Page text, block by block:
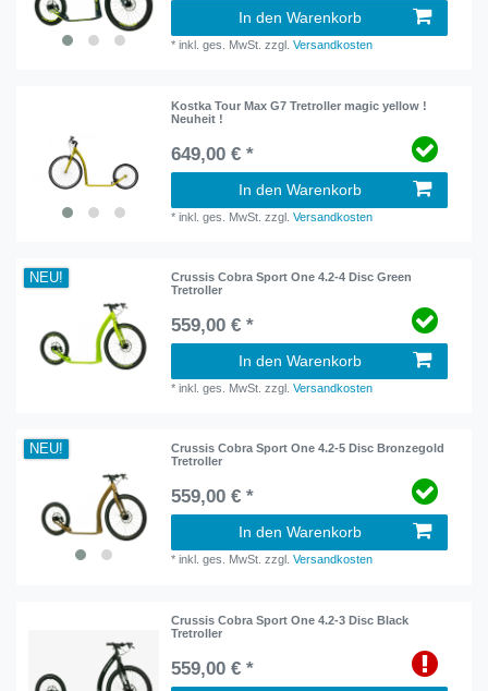
In den Warenkorb
*inkl. ges. MwSt. zzgl.Versandkosten
Kostka Tour Max G7 Tretroller magic yellow !
Neuheit !
649,00 € *
In den Warenkorb
*inkl. ges. MwSt. zzgl.Versandkosten
NEU!
Crussis Cobra Sport One 4.2-4 Disc Green
Tretroller
559,00 € *
In den Warenkorb
*inkl. ges. MwSt. zzgl.Versandkosten
NEU!
Crussis Cobra Sport One 4.2-5 Disc Bronzegold
Tretroller
559,00 € *
In den Warenkorb
*inkl. ges. MwSt. zzgl.Versandkosten
Crussis Cobra Sport One 4.2-3 Disc Black
Tretroller
559,00 € *